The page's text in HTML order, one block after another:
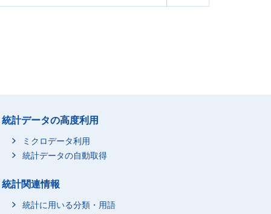
統計データの高度利用
ミクロデータ利用
統計データの自動取得
統計関連情報
統計に用いる分類・用語